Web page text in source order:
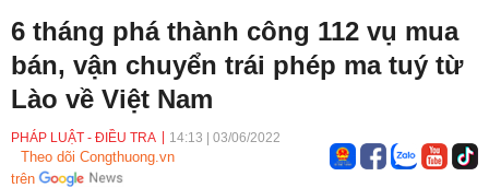
6 tháng phá thành công 112 vụ mua
bán, vận chuyển trái phép ma tuý từ
Lào về Việt Nam
PHÁP LUẬT - ĐIỀU TRA 14:13 03/06/2022
Theo dõi Congthuong.vn
trên